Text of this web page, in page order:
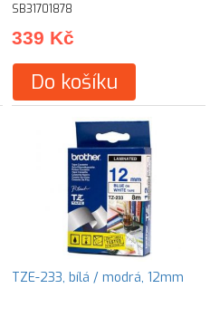
SB31701878
339 Kč
Do košíku
TZE-233, bílá / modrá, 12mm